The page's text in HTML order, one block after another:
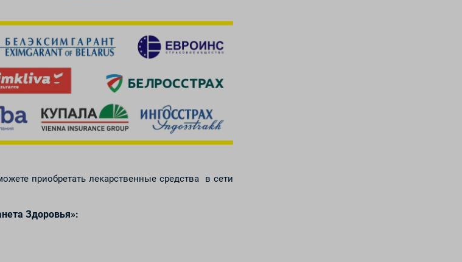
приобретать лекарственные средства в сети
Здоровья»: